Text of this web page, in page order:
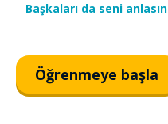
Başkaları da seni anlasın
Öğrenmeye başla